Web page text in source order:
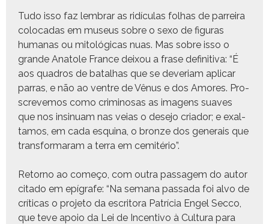
Tudo isso faz lem­brar as ridícu­las fol­has de par­reira
colo­cadas em museus sobre o sexo de fig­uras
humanas ou mitológ­i­cas nuas. Mas sobre isso o
grande Ana­tole France deixou a frase defin­i­ti­va: “É
aos quadros de batal­has que se dev­e­ri­am aplicar
par­ras, e não ao ven­tre de Vênus e dos Amores. Pro­
screve­mos como crim­i­nosas as ima­gens suaves
que nos insin­u­am nas veias o dese­jo cri­ador; e exal­
ta­mos, em cada esquina, o bronze dos gen­erais que
trans­for­maram a ter­ra em cemitério”.
Retorno ao começo, com out­ra pas­sagem do autor
cita­do em epí­grafe: “Na sem­ana pas­sa­da foi alvo de
críti­cas o pro­je­to da escrito­ra Patrí­cia Engel Sec­co,
que teve apoio da Lei de Incen­ti­vo à Cul­tura para